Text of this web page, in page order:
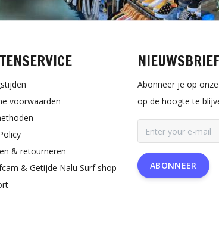
voorwaarden
& retourneren
& Getijde Nalu Surf shop
Abonneer je op
op de hoogte te
ABONNEER